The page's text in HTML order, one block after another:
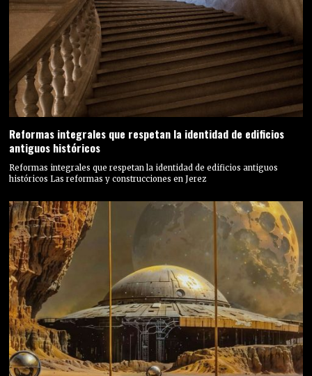
Reformas integrales que respetan la identidad de edificios
antiguos históricos
Reformas integrales que respetan la identidad de edificios antiguos
históricos Las reformas y construcciones en Jerez